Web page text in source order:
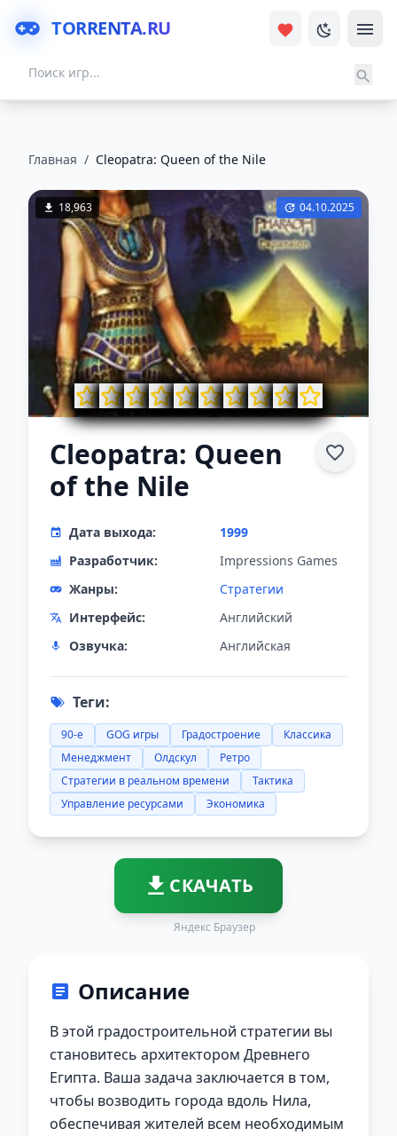
TORRENTA.RU
Главная / Cleopatra: Queen of the Nile
18,963 04.10.2025
Cleopatra: Queen
of the Nile
Дата выхода:
1999
Разработчик:
Impressions Games
Жанры:
Стратегии
Интерфейс:
Английский
Озвучка:
Английская
Теги:
90-е GOG игры Градостроение
Классика
Менеджмент
Олдскул
Ретро
Стратегии в реальном времени
Тактика
Управление ресурсами
Экономика
СКАЧАТЬ
Яндекс Браузер
Описание
В этой градостроительной стратегии вы
становитесь архитектором Древнего
Египта. Ваша задача заключается в том,
чтобы возводить города вдоль Нила,
обеспечивая жителей всем необходимым